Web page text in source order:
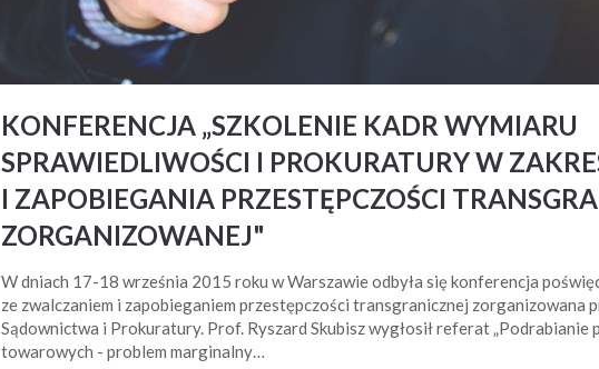
KONFERENCJA „SZKOLENIE KADR WYMIARU
SPRAWIEDLIWOŚCI I PROKURATURY W
I ZAPOBIEGANIA PRZESTĘPCZOŚCI
ZORGANIZOWANEJ"
W dniach 17-18 września 2015 roku w Warszawie odbyła się konferencja
ze zwalczaniem i zapobieganiem przestępczości transgranicznej zorganizowana
Sądownictwa i Prokuratury. Prof. Ryszard Skubisz wygłosił referat „Podrabianie
towarowych - problem marginalny…